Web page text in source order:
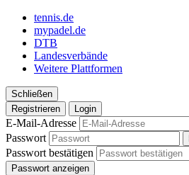
tennis.de
mypadel.de
DTB
Landesverbände
Weitere Plattformen
Schließen
Registrieren
Login
E-Mail-Adresse
Passwort
Passwort bestätigen
Passwort anzeigen